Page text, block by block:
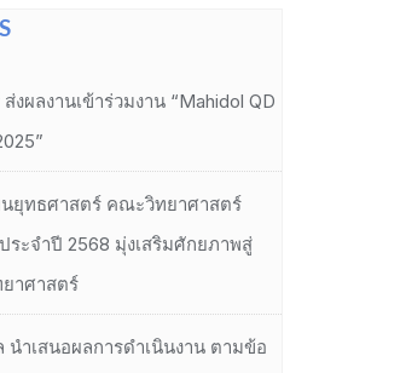
ผลงานเข้าร่วมงาน “Mahidol QD
ยุทธศาสตร์ คณะวิทยาศาสตร์
ะจำปี 2568 มุ่งเสริมศักยภาพสู่
ยาศาสตร์
ำเสนอผลการดำเนินงาน ตามข้อ